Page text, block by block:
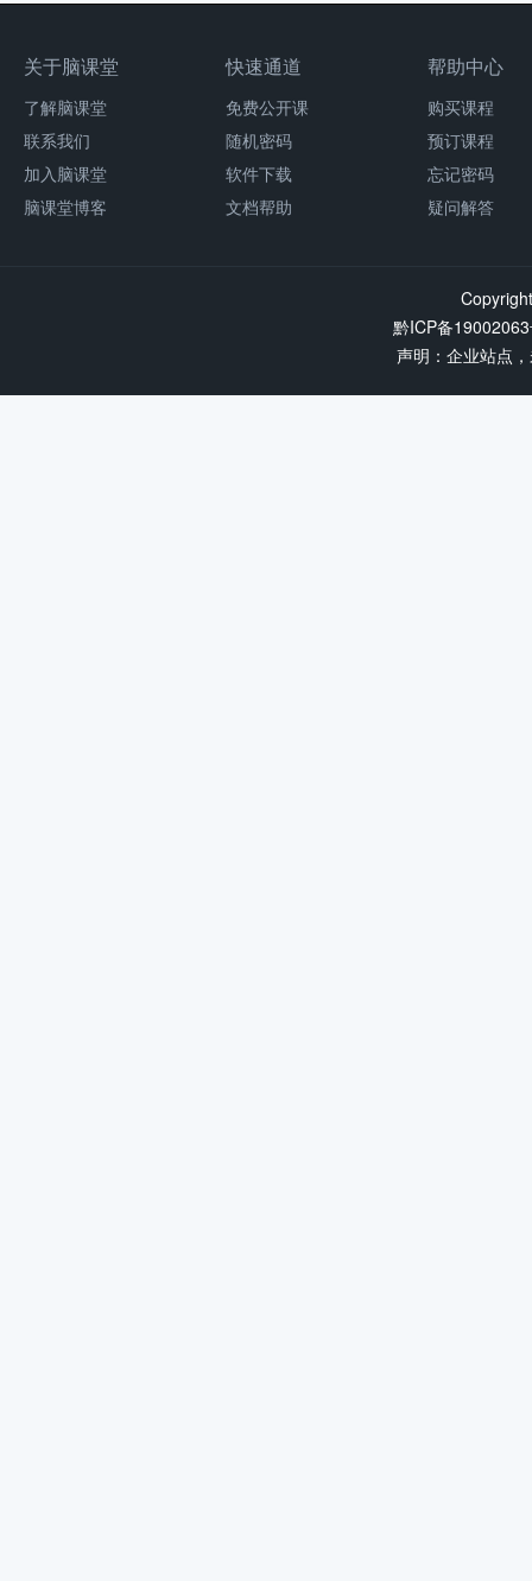
关于脑课堂
了解脑课堂
联系我们
加入脑课堂
脑课堂博客
快速通道
免费公开课
随机密码
软件下载
文档帮助
帮助中心
购买课程
预订课程
忘记密码
疑问解答
黔ICP备
声明：企业站点